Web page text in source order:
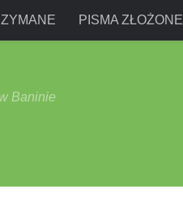
PISMA ZŁOŻONE
Baninie